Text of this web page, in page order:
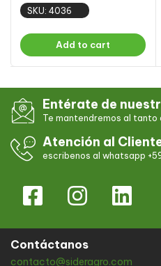
SKU: 4036
Add to cart
Entérate de
Te mantendremos al
Atención al
escribenos al whatsapp
Contáctanos
contacto@sideragro.com